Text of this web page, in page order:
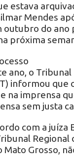
estava
Mendes
do ano
próxima
ano, o Tribunal
informou que
na imprensa
sem justa
com a juíza
Regional
Mato Grosso,